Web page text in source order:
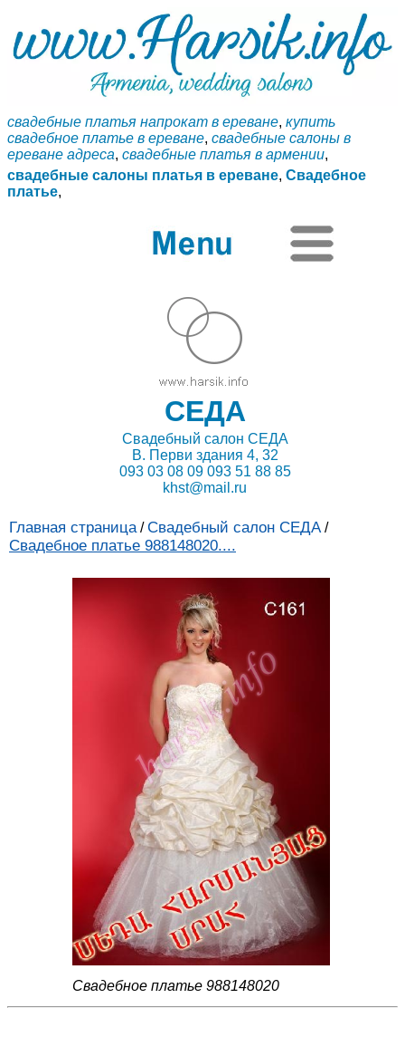
свадебные платья напрокат в ереване, купить
свадебное платье в ереване, свадебные салоны в
ереване адреса, свадебные платья в армении,
свадебные салоны платья в ереване, Свадебное
платье,
СЕДА
Свадебный салон СЕДА
В. Перви здания 4, 32
093 03 08 09 093 51 88 85
khst@mail.ru
Главная страница /Свадебный салон СЕДА /
Свадебное платье 988148020....
Свадебное платье 988148020